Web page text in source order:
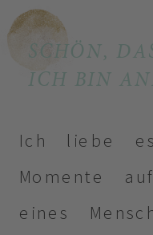
Ich liebe
Momente
eines
SCHÖN,
ICH BIN